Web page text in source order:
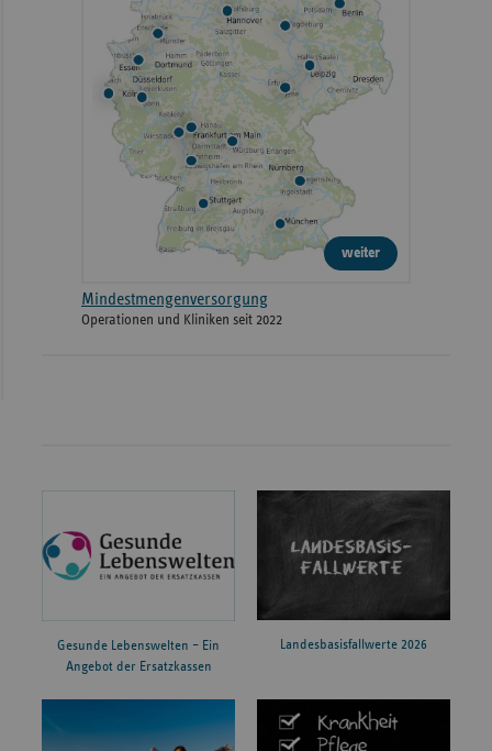
weiter
Mindestmengenversorgung
Operationen und Kliniken seit 2022
Gesunde Lebenswelten – Ein
Angebot der Ersatzkassen
Landesbasisfallwerte 2026